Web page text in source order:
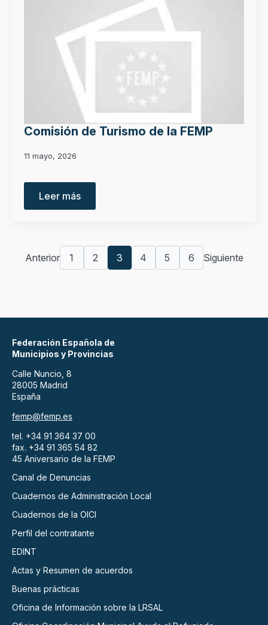
Comisión de Turismo de la FEMP
11 mayo, 2026
Leer más
Anterior 1 2 3 4 5 6 Siguiente
Federación Española de
Municipios y Provincias
Calle Nuncio, 8
28005 Madrid
España
femp@femp.es
tel. +34 91 364 37 00
fax. +34 91 365 54 82
45 Aniversario de la FEMP
Canal de Denuncias
Cuadernos de Administración Local
Cuadernos de la OICI
Perfil del contratante
EDINT
Actas y Resumen de acuerdos
Buenas prácticas
Oficina de Información sobre la LRSAL